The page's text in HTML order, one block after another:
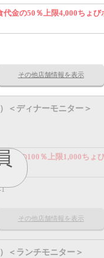
代金の50％上限4,000ちょび
その他店舗情報を表示
＜ディナーモニター＞
代金の100％上限1,000ちょ
その他店舗情報を表示
＜ランチモニター＞